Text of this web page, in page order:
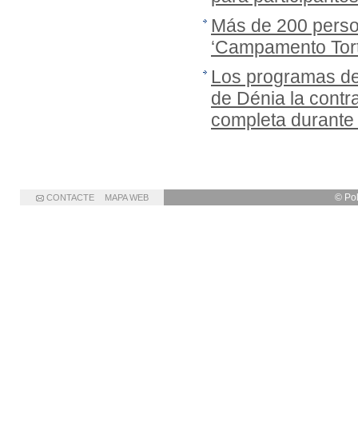
Más de 200
‘Campamento
Los programas
de Dénia la
completa
©
CONTACTE MAPA WEB